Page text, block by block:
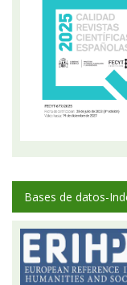
Bases de datos-